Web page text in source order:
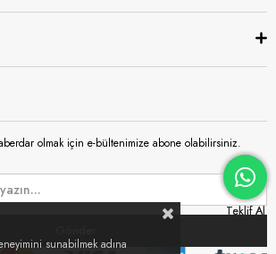
olmak için e-bültenimize abone olabilirsiniz.
sunabilmek adına